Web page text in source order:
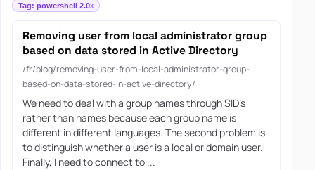
Tag: powershell 2.0
Removing user from local administrator group
based on data stored in Active Directory
/fr/blog/removing-user-from-local-administrator-group-
based-on-data-stored-in-active-directory/
We need to deal with a group names through SID’s
rather than names because each group name is
different in different languages. The second problem is
to distinguish whether a user is a local or domain user.
Finally, I need to connect to ...